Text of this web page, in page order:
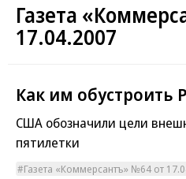
Газета
17.04.2007
Как им обустроить
США обозначили цели
пятилетки
Газета «Коммерсантъ» №64 от